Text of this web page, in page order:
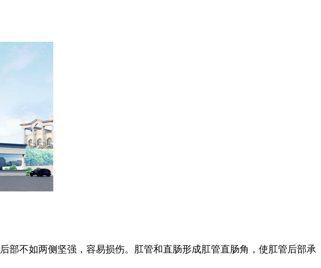
部不如两侧坚强，容易损伤。肛管和直肠形成肛管直肠角，使肛管后部承